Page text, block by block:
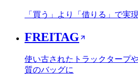
「買う」より「借りる」で実
FREITAG
使い古されたトラックタープ
質のバッグに